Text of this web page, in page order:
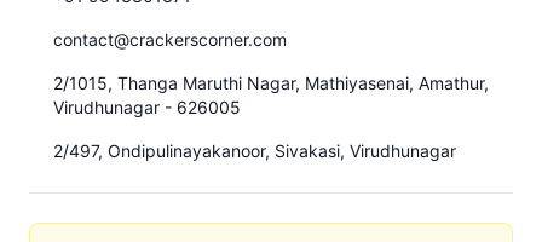
contact@crackerscorner.com
2/1015, Thanga Maruthi Nagar, Mathiyasenai, Amathur,
Virudhunagar - 626005
2/497, Ondipulinayakanoor, Sivakasi, Virudhunagar